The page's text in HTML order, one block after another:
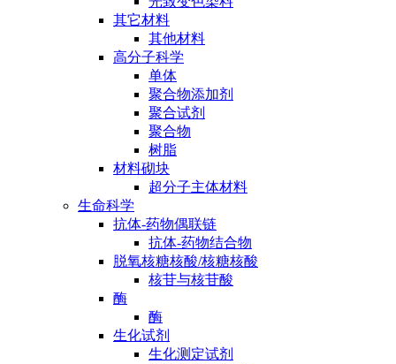
其它材料
其他材料
高分子科学
单体
聚合物添加剂
聚合试剂
聚合物
树脂
材料砌块
超分子主体材料
生命科学
抗体-药物偶联链
抗体-药物结合物
脱氧核糖核酸/核糖核酸
核苷与核苷酸
酶
酶
生化试剂
生化测定试剂